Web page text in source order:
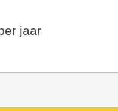
jaar